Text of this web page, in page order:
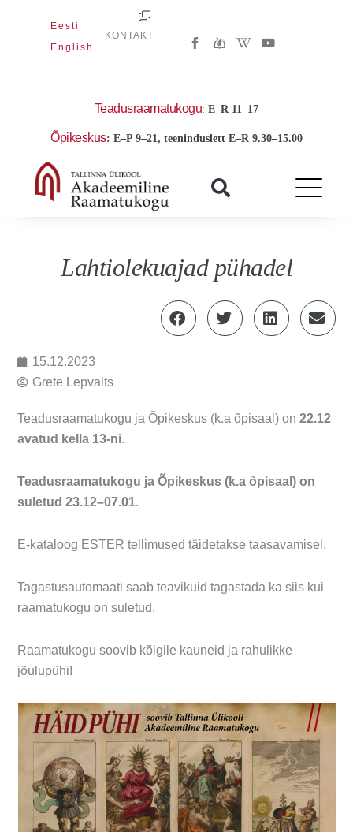
Eesti
English
KONTAKT
W
i
d
-
Y
o
Teadusraamatukogu:E–R 11–17
Õpikeskus: E–P 9–21, teeninduslett E–R 9.30–15.00
Lahtiolekuajad pühadel
15.12.2023
Grete Lepvalts
Teadusraamatukogu ja Õpikeskus (k.a õpisaal) on22.12
avatud kella 13-ni.
Teadusraamatukogu ja Õpikeskus (k.a õpisaal) on
suletud 23.12–07.01.
E-kataloog ESTER tellimused täidetakse taasavamisel.
Tagastusautomaati saab teavikuid tagastada ka siis kui
raamatukogu on suletud.
Raamatukogu soovib kõigile kauneid ja rahulikke
jõulupühi!